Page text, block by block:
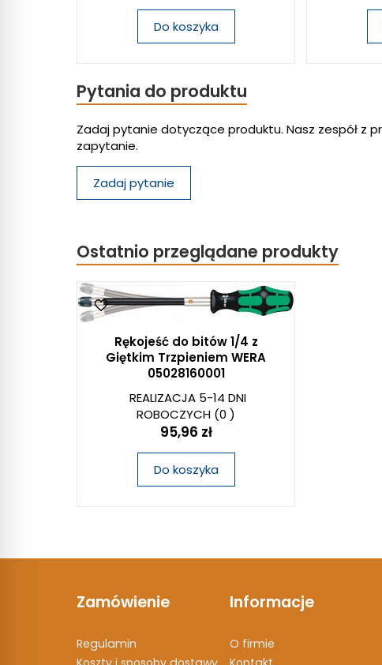
Do koszyka
Pytania do produktu
Zadaj pytanie dotyczące produktu. Nasz zespół z
zapytanie.
Zadaj pytanie
Ostatnio przeglądane produkty
Rękojeść do bitów 1/4 z
Giętkim Trzpieniem WERA
05028160001
REALIZACJA 5-14 DNI
ROBOCZYCH (0 )
95,96 zł
Do koszyka
Zamówienie
Regulamin
Informacje
O firmie